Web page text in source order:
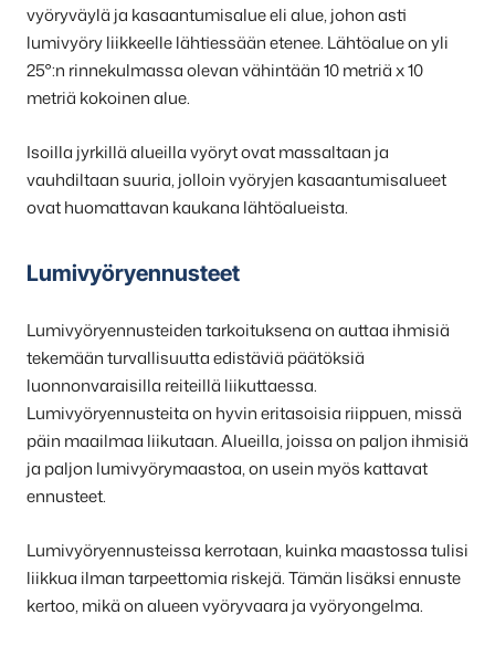
vyöryväylä ja kasaantumisalue eli alue, johon asti
lumivyöry liikkeelle lähtiessään etenee. Lähtöalue on yli
25°:n rinnekulmassa olevan vähintään 10 metriä x 10
metriä kokoinen alue.
Isoilla jyrkillä alueilla vyöryt ovat massaltaan ja
vauhdiltaan suuria, jolloin vyöryjen kasaantumisalueet
ovat huomattavan kaukana lähtöalueista.
Lumivyöryennusteet
Lumivyöryennusteiden tarkoituksena on auttaa ihmisiä
tekemään turvallisuutta edistäviä päätöksiä
luonnonvaraisilla reiteillä liikuttaessa.
Lumivyöryennusteita on hyvin eritasoisia riippuen, missä
päin maailmaa liikutaan. Alueilla, joissa on paljon ihmisiä
ja paljon lumivyörymaastoa, on usein myös kattavat
ennusteet.
Lumivyöryennusteissa kerrotaan, kuinka maastossa tulisi
liikkua ilman tarpeettomia riskejä. Tämän lisäksi ennuste
kertoo, mikä on alueen vyöryvaara ja vyöryongelma.